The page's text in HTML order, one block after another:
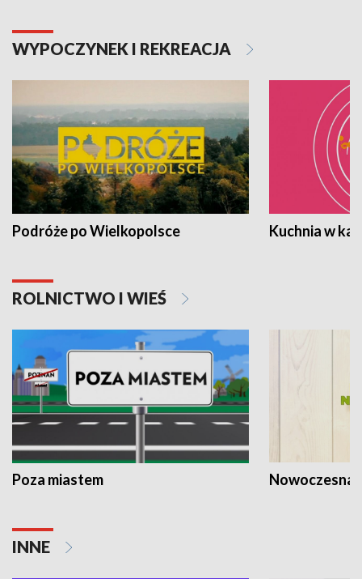
WYPOCZYNEK I REKREACJA
Podróże po Wielkopolsce Kuchnia w
ROLNICTWO I WIEŚ
Poza miastem Nowoczesna
INNE